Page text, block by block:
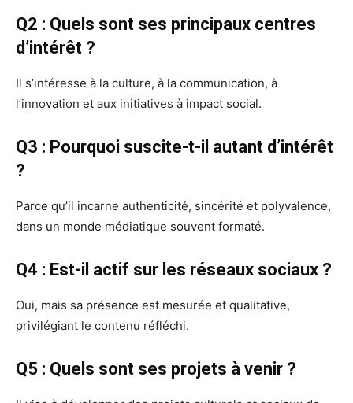
Q2 : Quels sont ses principaux centres
d’intérêt ?
Il s’intéresse à la culture, à la communication, à
l’innovation et aux initiatives à impact social.
Q3 : Pourquoi suscite-t-il autant d’intérêt
?
Parce qu’il incarne authenticité, sincérité et polyvalence,
dans un monde médiatique souvent formaté.
Q4 : Est-il actif sur les réseaux sociaux ?
Oui, mais sa présence est mesurée et qualitative,
privilégiant le contenu réfléchi.
Q5 : Quels sont ses projets à venir ?